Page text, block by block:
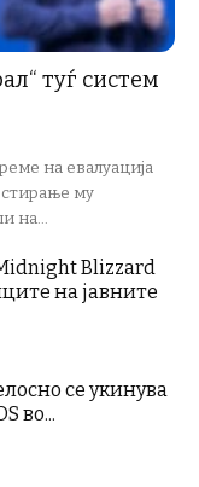
туѓ систем
на евалуација
му
на...
Blizzard
на јавните
се укинува
во...